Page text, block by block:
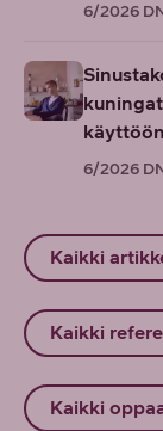
6/2026
käyttöön
6/2026
Kaikki
Kaikki
Kaikki